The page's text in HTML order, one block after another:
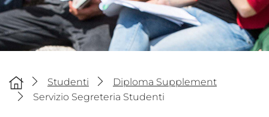
Studenti
Diploma Supplement
Servizio Segreteria Studenti